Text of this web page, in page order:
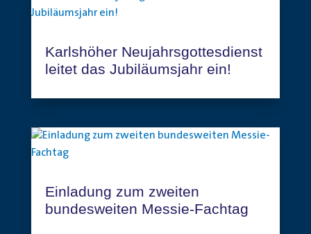
Karlshöher Neujahrsgottesdienst
leitet das Jubiläumsjahr ein!
Einladung zum zweiten
bundesweiten Messie-Fachtag